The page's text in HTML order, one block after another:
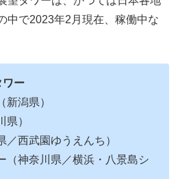
中で2023年2月現在、稼働中な
ワー
新潟県）
県）
／西武園ゆうえんち）
（神奈川県／横浜・八景島シ